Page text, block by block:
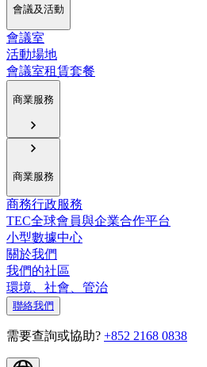
會議及活動
會議室
活動場地
會議室租賃套餐
商業服務
商業服務
商務行政服務
TEC全球會員與企業合作平台
小型數據中心
關於我們
我們的社區
環境、社會、管治
聯絡我們
需要查詢或協助? +852 2168 0838